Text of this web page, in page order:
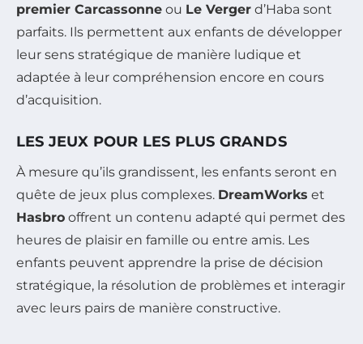
premier Carcassonne ou Le Verger d’Haba sont
parfaits. Ils permettent aux enfants de développer
leur sens stratégique de manière ludique et
adaptée à leur compréhension encore en cours
d’acquisition.
LES JEUX POUR LES PLUS GRANDS
À mesure qu’ils grandissent, les enfants seront en
quête de jeux plus complexes. DreamWorks et
Hasbro offrent un contenu adapté qui permet des
heures de plaisir en famille ou entre amis. Les
enfants peuvent apprendre la prise de décision
stratégique, la résolution de problèmes et interagir
avec leurs pairs de manière constructive.